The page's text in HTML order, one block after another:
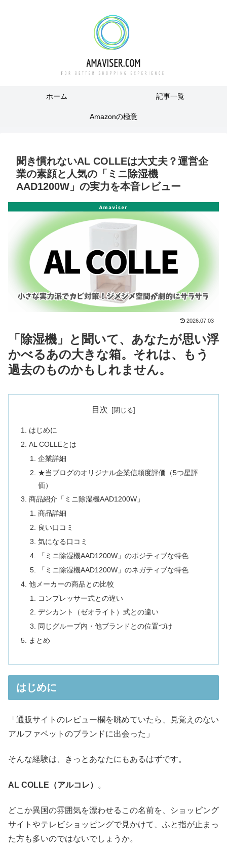
ホーム 記事一覧
Amazonの極意
聞き慣れないAL COLLEは大丈夫？運営企
業の素顔と人気の「ミニ除湿機
AAD1200W」の実力を本音レビュー
2026.07.03
「除湿機」と聞いて、あなたが思い浮
かべるあの大きな箱。それは、もう
過去のものかもしれません。
目次
はじめに
AL COLLEとは
企業詳細
★当ブログのオリジナル企業信頼度評価（5つ星評
価）
商品紹介「ミニ除湿機AAD1200W」
商品詳細
良い口コミ
気になる口コミ
「ミニ除湿機AAD1200W」のポジティブな特色
「ミニ除湿機AAD1200W」のネガティブな特色
他メーカーの商品との比較
コンプレッサー式との違い
デシカント（ゼオライト）式との違い
同じグループ内・他ブランドとの位置づけ
まとめ
はじめに
「通販サイトのレビュー欄を眺めていたら、見覚えのない
アルファベットのブランドに出会った」
そんな経験は、きっとあなたにもあるはずです。
AL COLLE（アルコレ） 。
どこか異国の雰囲気を漂わせるこの名前を、ショッピング
サイトやテレビショッピングで見かけて、ふと指が止まっ
た方も多いのではないでしょうか。